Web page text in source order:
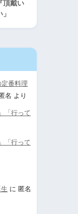
頂戴い
番料理
名 より
「行って
「行って
に 匿名